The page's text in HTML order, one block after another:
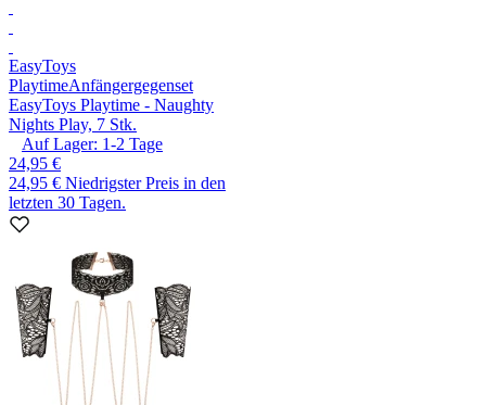
EasyToys
PlaytimeAnfängergegenset
EasyToys Playtime - Naughty
Nights Play, 7 Stk.
Auf Lager: 1-2 Tage
24,95 €
24,95 € Niedrigster Preis in den
letzten 30 Tagen.